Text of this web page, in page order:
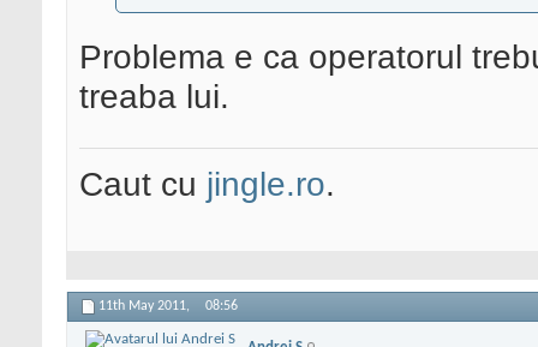
Problema e ca operatorul
treaba lui.
Caut cu jingle.ro.
11th May 2011, 08:56